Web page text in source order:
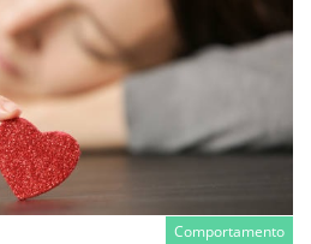
Comportamento